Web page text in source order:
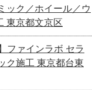
ック／ホイール／ウ
東京都文京区
ファインラボ セラ
ク施工 東京都台東